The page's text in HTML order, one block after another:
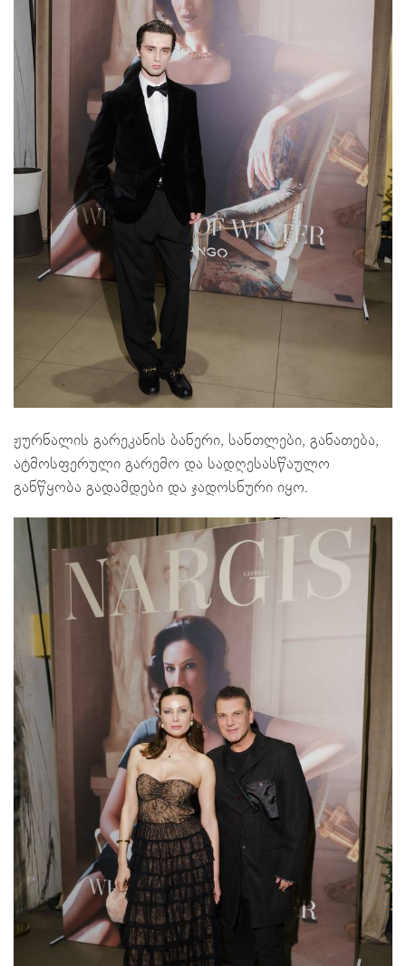
ჟურნალის გარეკანის ბანერი, სანთლები, განათება,
ატმოსფერული გარემო და სადღესასწაულო
განწყობა გადამდები და ჯადოსნური იყო.